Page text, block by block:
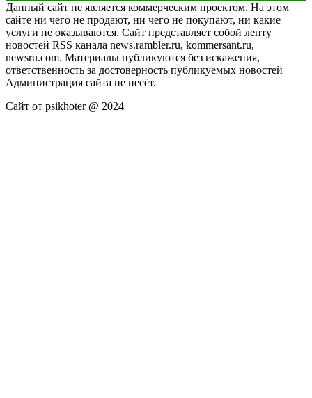
Данный сайт не является коммерческим проектом. На этом
сайте ни чего не продают, ни чего не покупают, ни какие
услуги не оказываются. Сайт представляет собой ленту
новостей RSS канала news.rambler.ru, kommersant.ru,
newsru.com. Материалы публикуются без искажения,
ответственность за достоверность публикуемых новостей
Администрация сайта не несёт.
Сайт от psikhoter @ 2024